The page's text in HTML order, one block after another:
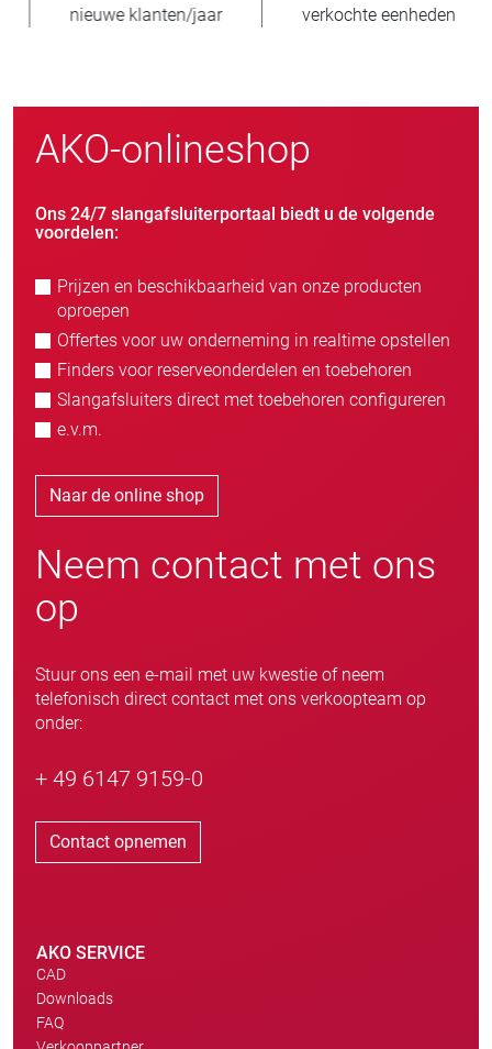
nieuwe klanten/jaar verkochte eenheden
AKO-onlineshop
Ons 24/7 slangafsluiterportaal biedt u de volgende
voordelen:
Prijzen en beschikbaarheid van onze producten
oproepen
Offertes voor uw onderneming in realtime opstellen
Finders voor reserveonderdelen en toebehoren
Slangafsluiters direct met toebehoren configureren
e.v.m.
Naar de online shop
Neem contact met ons
op
Stuur ons een e-mail met uw kwestie of neem
telefonisch direct contact met ons verkoopteam op
onder:
+ 49 6147 9159-0
Contact opnemen
AKO SERVICE
CAD
Downloads
FAQ